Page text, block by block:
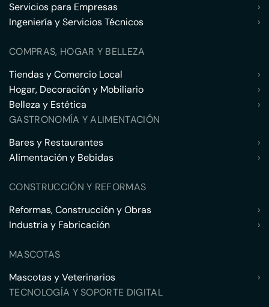
Servicios para Empresas
›
Ingeniería y Servicios Técnicos
›
COMPRAS, HOGAR Y BELLEZA
Tiendas y Comercio Local
›
Hogar, Decoración y Mobiliario
›
Belleza y Estética
›
GASTRONOMÍA Y ALIMENTACIÓN
Bares y Restaurantes
›
Alimentación y Bebidas
›
CONSTRUCCIÓN Y REFORMAS
Reformas, Construcción y Obras
›
Industria y Fabricación
›
MASCOTAS
Mascotas y Veterinarios
›
TECNOLOGÍA Y SOPORTE DIGITAL